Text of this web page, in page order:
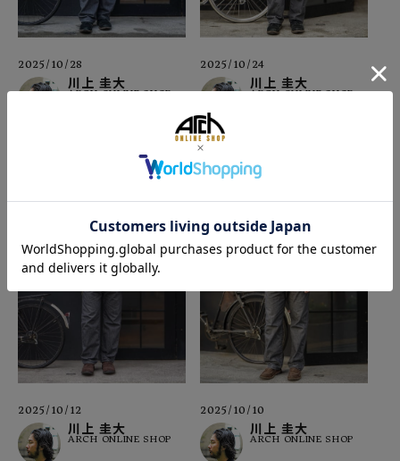
2025/10/28
川上 圭大
ARCH ONLINE SHOP
2025/10/24
川上 圭大
ARCH ONLINE SHOP
2025/10/12
川上 圭大
ARCH ONLINE SHOP
2025/10/10
川上 圭大
ARCH ONLINE SHOP